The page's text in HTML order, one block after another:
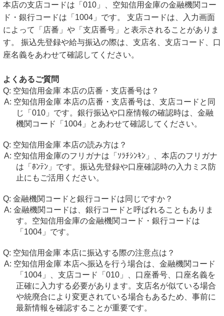
本店の支店コードは「010」、空知信用金庫の金融機関コー
ド・銀行コードは「1004」です。 支店コードは、入力画面
によって「店番」や「支店番号」と表示されることがありま
す。 振込先登録や給与振込の際は、支店名、支店コード、口
座名義をあわせて確認してください。
よくあるご質問
空知信用金庫 本店の店番・支店番号は？
空知信用金庫 本店の店番・支店番号は、支店コードと同
じ「010」です。銀行振込や口座情報の確認時は、金融
機関コード「1004」とあわせて確認してください。
空知信用金庫 本店の読み方は？
空知信用金庫のフリガナは「ｿﾗﾁｼﾝｷﾝ」、本店のフリガナ
は「ﾎﾝﾃﾝ」です。振込先登録や口座確認時の入力ミス防
止にもご活用ください。
金融機関コードと銀行コードは同じですか？
金融機関コードは、銀行コードと呼ばれることもありま
す。空知信用金庫の金融機関コード・銀行コードは
「1004」です。
空知信用金庫 本店に振込する際の注意点は？
空知信用金庫 本店へ振込を行う場合は、金融機関コード
「1004」、支店コード「010」、口座番号、口座名義を
正確に入力する必要があります。支店名が似ている場合
や統廃合により変更されている場合もあるため、事前に
最新情報を確認することが重要です。